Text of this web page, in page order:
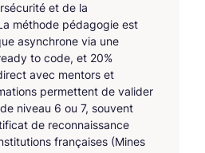
et de la
méthode pédagogie est
asynchrone via une
to code, et 20%
avec mentors et
permettent de valider
niveau 6 ou 7, souvent
de reconnaissance
françaises (Mines